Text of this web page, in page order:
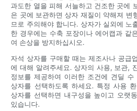
과도한 열을 피해 서늘하고 건조한 곳에
은 곳에 보관하면 상자 재질이 약해져 변
므로 주의해야 합니다. 상자가 실외에 노
한 경우에는 수축 포장이나 에어캡과 같
여 손상을 방지하십시오.
자석 상자를 구매할 때는 제조사나 공급
에 대해 알려주세요. 상자의 사용, 보관,
정보를 제공하여 이러한 조건에 견딜
상자를 선택하도록 하세요. 특정 사용
상자를 선택하면 내구성을 높이고 오랫
있습니다.